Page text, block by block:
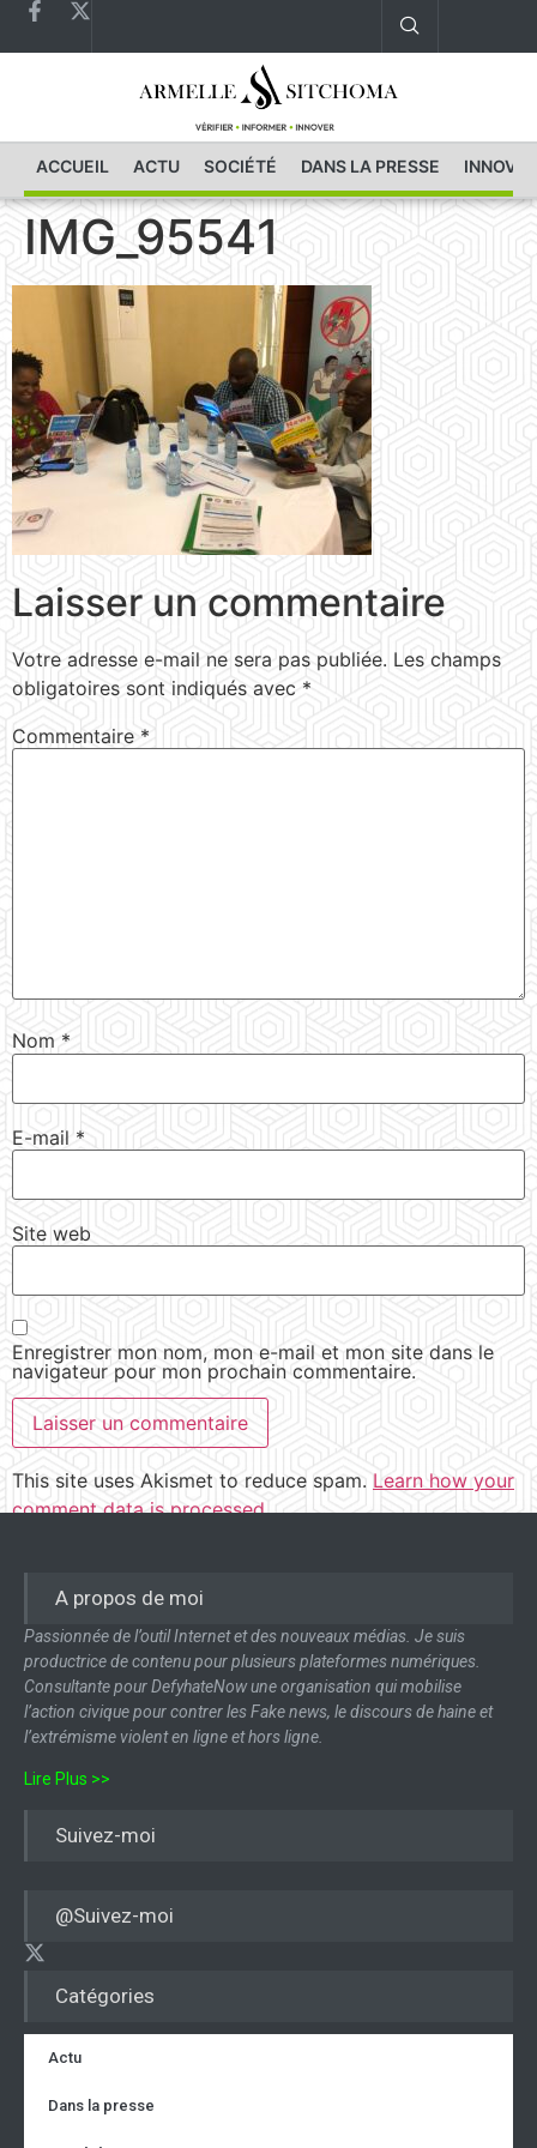
ACCUEIL ACTU SOCIÉTÉ DANS LA PRESSE
IMG_95541
Laisser un commentaire
Votre adresse e-mail ne sera pas publiée. Les champs
obligatoires sont indiqués avec *
Commentaire *
Nom *
E-mail*
Site web
Enregistrer mon nom, mon e-mail et mon site dans le
navigateur pour mon prochain commentaire.
This site uses Akismet to reduce spam. Learn how your
comment data is processed.
Catégories
Actu
Dans la presse
A propos de moi
Passionnée de l’outil Internet et des nouveaux médias. Je suis
productrice de contenu pour plusieurs plateformes numériques.
Consultante pour DefyhateNow une organisation qui mobilise
l’action civique pour contrer les Fake news, le discours de haine et
l’extrémisme violent en ligne et hors ligne.
Lire Plus >>
Suivez-moi
@Suivez-moi